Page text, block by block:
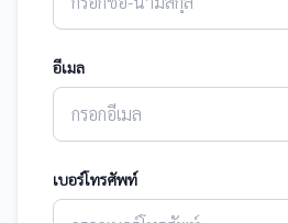
อีเมล
เบอร์โทรศัพท์